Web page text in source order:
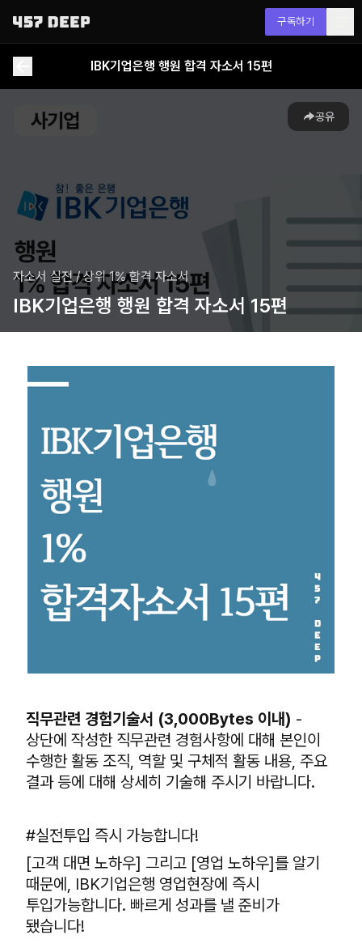
구독하기
IBK기업은행 행원 합격 자소서 15편
공유
자소서 실전/상위 1% 합격 자소서
IBK기업은행 행원 합격 자소서 15편
직무관련 경험기술서 (3,000Bytes 이내) -
상단에 작성한 직무관련 경험사항에 대해 본인이
수행한 활동 조직, 역할 및 구체적 활동 내용, 주요
결과 등에 대해 상세히 기술해 주시기 바랍니다.
#실전투입 즉시 가능합니다!
[고객 대면 노하우] 그리고 [영업 노하우]를 알기
때문에, IBK기업은행 영업현장에 즉시
투입가능합니다. 빠르게 성과를 낼 준비가
됐습니다!